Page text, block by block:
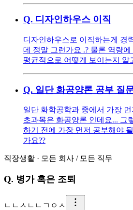
Q. 디자인하우스 이직
디자인하우스로 이직하는게 경
데 정말 그런가요 .? 물론 역량
평균적으로 어떻게 보이는지 알
Q. 일단 화공양론 공부 질
일단 화학공학과 중에서 가장 먼
초과목은 화공양론 인데요... 그
하기 전에 가장 먼저 공부해야
가요??
직장생활 · 모든 회사 / 모든 직무
Q. 병가 혹은 조퇴
ㄴ ㄴㅅㄴㄴㄱㅇㅅ